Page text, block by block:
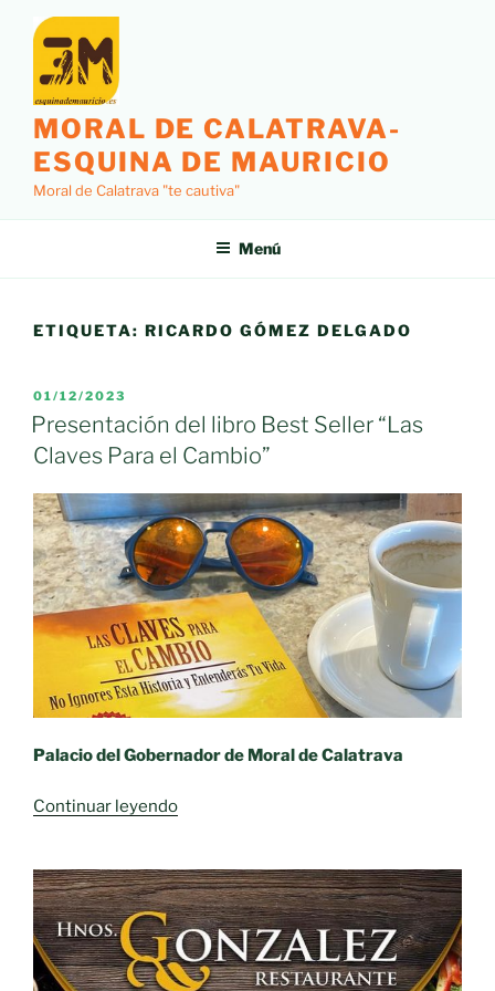
contenido
MORAL DE CALATRAVA-
ESQUINA DE MAURICIO
Moral de Calatrava "te cautiva"
Menú
ETIQUETA: RICARDO GÓMEZ DELGADO
PUBLICADO
EL
01/12/2023
Presentación del libro Best Seller “Las
Claves Para el Cambio”
Palacio del Gobernador de Moral de Calatrava
Continuar leyendo«Presentación
Best
Seller
“Las
Claves